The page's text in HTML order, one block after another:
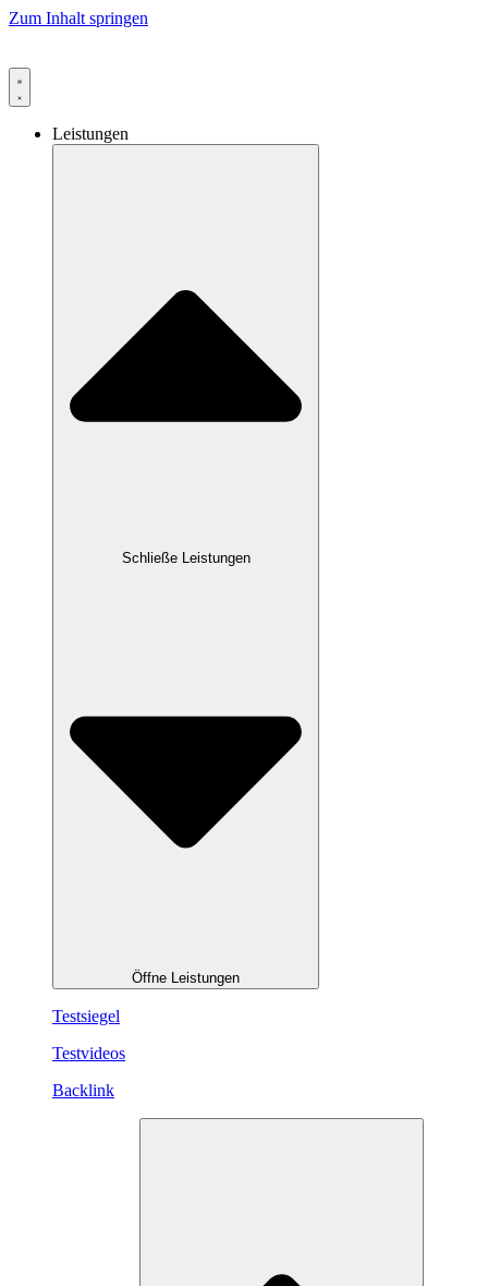
Zum Inhalt springen
Leistungen
Schließe Leistungen
Öffne Leistungen
Testsiegel
Testvideos
Backlink